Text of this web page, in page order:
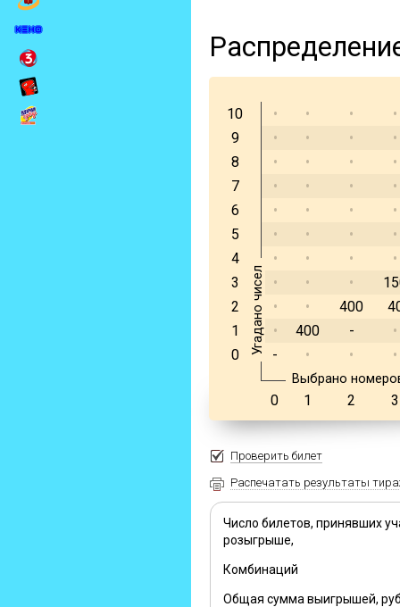
10 • • •
•
9
• • •
•
8
• • •
•
7
• • •
•
6
• • •
•
5
• • •
•
4
• • •
•
3
• • •
2
• • 400
1
• 400 - •
Угадано чисел
0 - • • •
Выбрано
0 1 2 3
Проверить билет
Распечатать результаты
Число билетов, принявших
розыгрыше,
Комбинаций
Общая сумма выигрышей,